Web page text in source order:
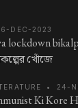
DEC-2023
lockdown
খোঁজে
• 24-
Ki Kore